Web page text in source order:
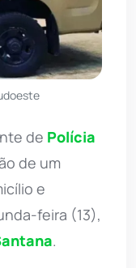
de Polícia
de um
e
feira (13),
.